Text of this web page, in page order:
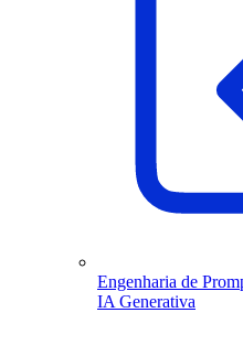
Engenharia de
IA Generativa